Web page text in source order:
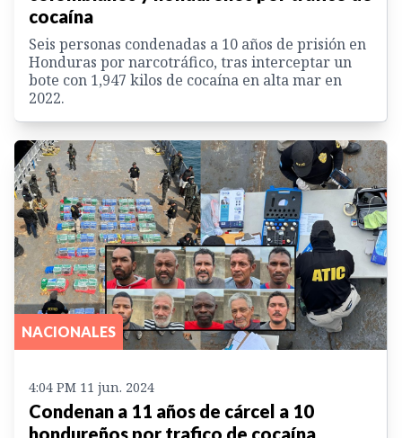
cocaína
Seis personas condenadas a 10 años de prisión en
Honduras por narcotráfico, tras interceptar un
bote con 1,947 kilos de cocaína en alta mar en
2022.
NACIONALES
4:04 PM 11 jun. 2024
Condenan a 11 años de cárcel a 10